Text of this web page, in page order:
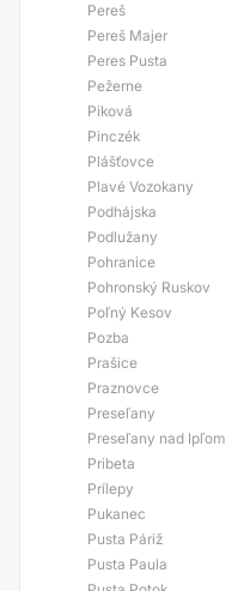
Pereš
Pereš Majer
Peres Pusta
Pežerne
Piková
Pinczék
Plášťovce
Plavé Vozokany
Podhájska
Podlužany
Pohranice
Pohronský Ruskov
Poľný Kesov
Pozba
Prašice
Praznovce
Preseľany
Preseľany nad Ipľom
Pribeta
Prílepy
Pukanec
Pusta Páriž
Pusta Paula